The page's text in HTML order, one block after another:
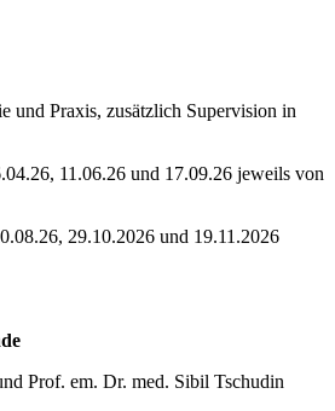
und Praxis, zusätzlich Supervision in
11.06.26 und 17.09.26 jeweils von
29.10.2026 und 19.11.2026
Prof. em. Dr. med. Sibil Tschudin